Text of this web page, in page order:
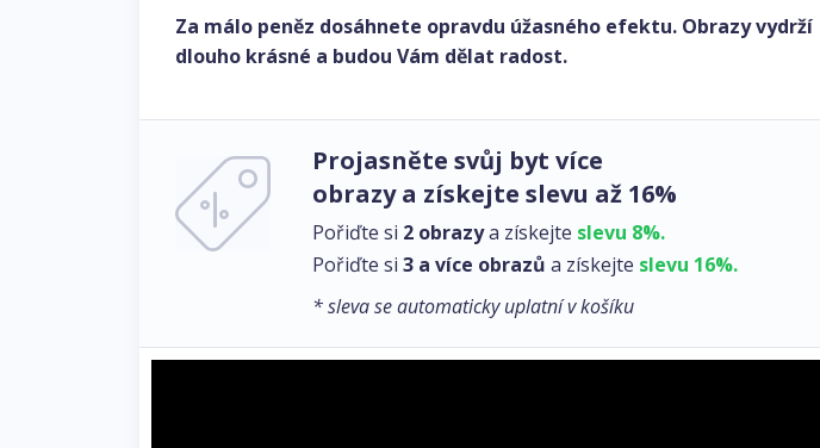
Za málo peněz dosáhnete opravdu úžasného efektu. Obrazy vydrží
dlouho krásné a budou Vám dělat radost.
Projasněte svůj byt více
obrazy a získejte slevu až 16%
Pořiďte si 2 obrazya získejte slevu 8%.
Pořiďte si 3 a více obrazů a získejte slevu 16%.
* sleva se automaticky uplatní v košíku